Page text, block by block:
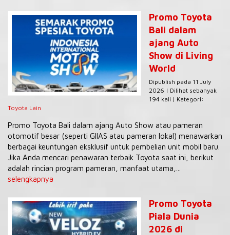
Promo Toyota
Bali dalam
ajang Auto
Show di Living
World
Dipublish pada 11 July
2026 | Dilihat sebanyak
194 kali | Kategori:
Toyota Lain
Promo Toyota Bali dalam ajang Auto Show atau pameran
otomotif besar (seperti GIIAS atau pameran lokal) menawarkan
berbagai keuntungan eksklusif untuk pembelian unit mobil baru.
Jika Anda mencari penawaran terbaik Toyota saat ini, berikut
adalah rincian program pameran, manfaat utama,...
selengkapnya
Promo Toyota
Piala Dunia
2026 di